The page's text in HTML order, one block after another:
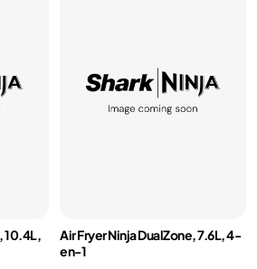
10.4L,
Air Fryer Ninja DualZone, 7.6L, 4-
en-1